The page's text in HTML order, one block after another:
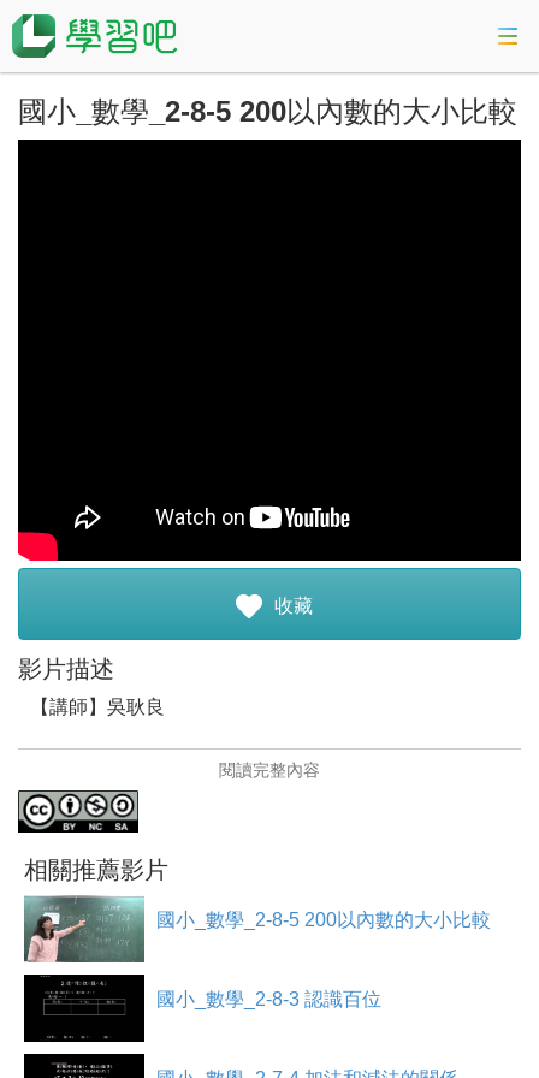
課程總覽
國小_數學_2-8-5 200以內數的大小比較
收藏
影片描述
【講師】吳耿良
吳耿良，目前任教於海埔國小。
．致力於翻轉教學。
．對於數位教學有高度的熱忱。
．是學思達教學法的奉行者。
【影片簡介】
課程主要訴求是讓學生能知道比較兩數大小時，要從百
位、十位、個位依序比較。並能用符號記錄兩數的比較結
果。
1.認識大於小於的符號
閱讀完整內容
相關推薦影片
國小_數學_2-8-5 200以內數的大小比較
國小_數學_2-8-3 認識百位